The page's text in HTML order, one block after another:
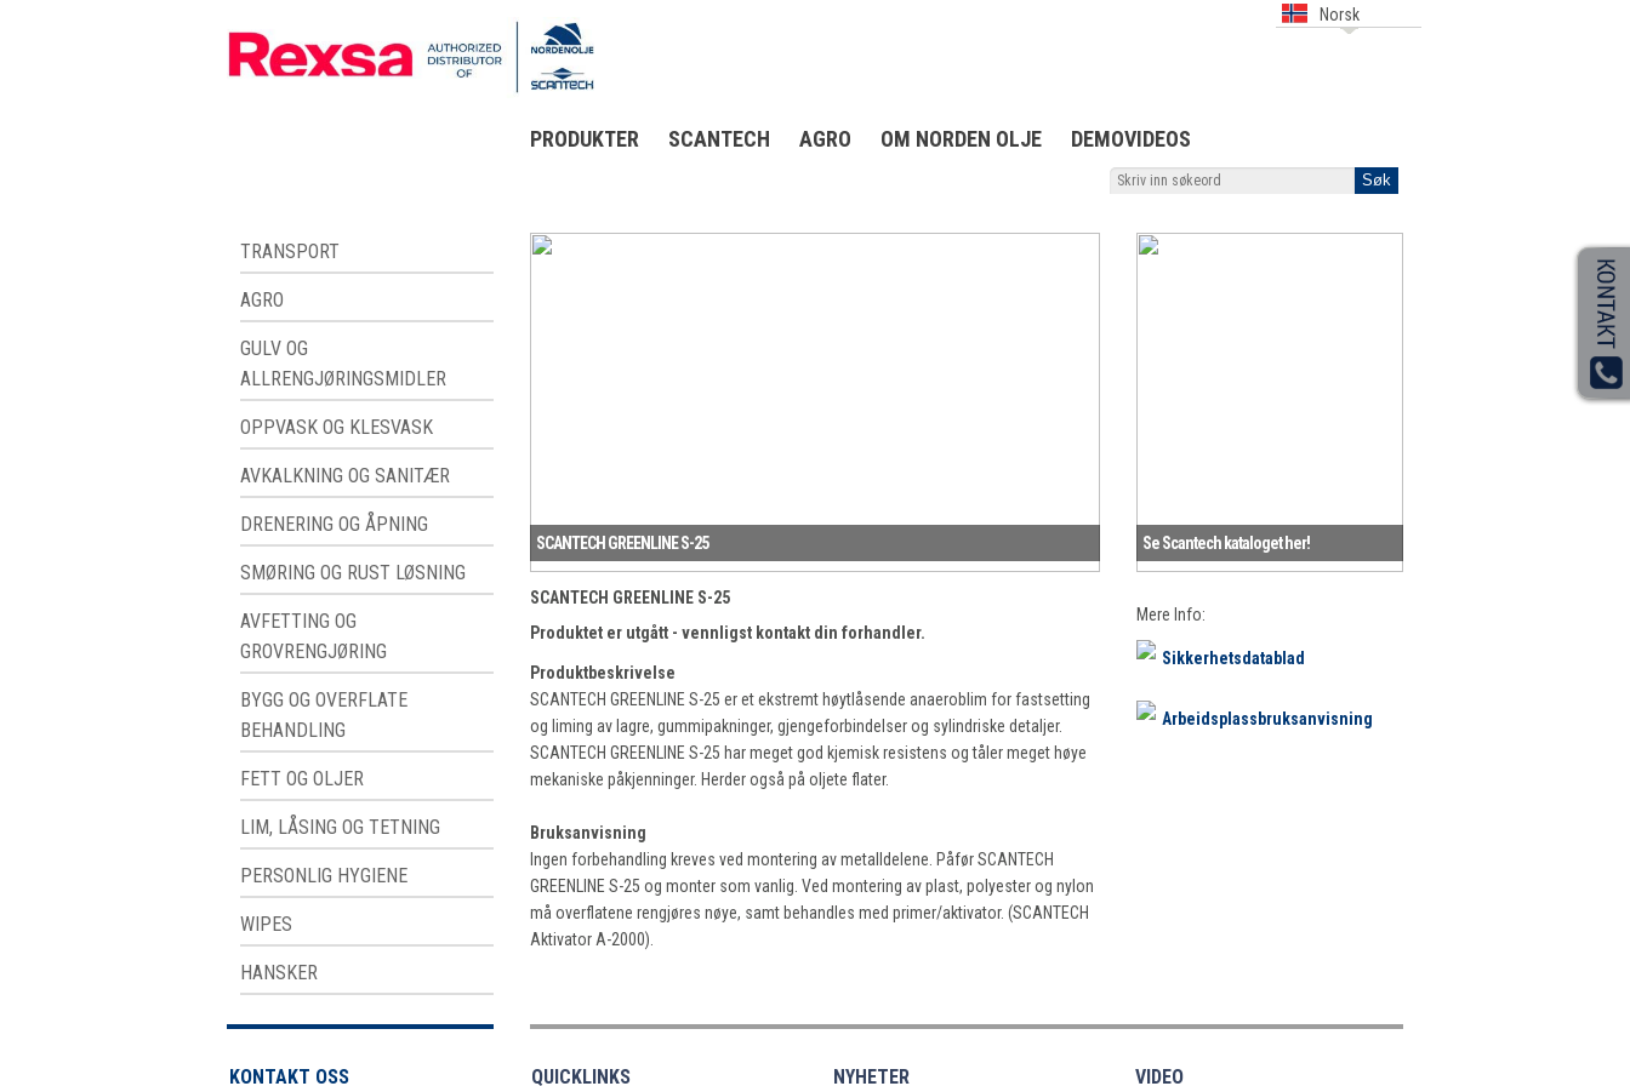
Norsk
PRODUKTER SCANTECH AGRO OM NORDEN OLJE DEMOVIDEOS
TRANSPORT
AGRO
GULV OG
ALLRENGJØRINGSMIDLER
OPPVASK OG KLESVASK
AVKALKNING OG SANITÆR
DRENERING OG ÅPNING
SMØRING OG RUST LØSNING
AVFETTING OG
GROVRENGJØRING
BYGG OG OVERFLATE
BEHANDLING
FETT OG OLJER
LIM, LÅSING OG TETNING
PERSONLIG HYGIENE
WIPES
HANSKER
SCANTECH GREENLINE S-25
SCANTECH GREENLINE S-25
Produktet er utgått - vennligst kontakt din forhandler.
Produktbeskrivelse
SCANTECH GREENLINE S-25 er et ekstremt høytlåsende anaeroblim for fastsetting
og liming av lagre, gummipakninger, gjengeforbindelser og sylindriske detaljer.
SCANTECH GREENLINE S-25 har meget god kjemisk resistens og tåler meget høye
mekaniske påkjenninger. Herder også på oljete flater.
Bruksanvisning
Ingen forbehandling kreves ved montering av metalldelene. Påfør SCANTECH
GREENLINE S-25 og monter som vanlig. Ved montering av plast, polyester og nylon
må overflatene rengjøres nøye, samt behandles med primer/aktivator. (SCANTECH
Aktivator A-2000).
Se Scantech kataloget her!
Mere Info:
Sikkerhetsdatablad
Arbeidsplassbruksanvisning
KONTAKT OSS QUICKLINKS NYHETER VIDEO